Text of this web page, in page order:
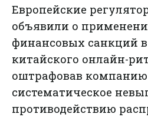
Европейские
объявили о
финансовых санкций
китайского онлайн-
оштрафовав компанию
систематическое
противодействию